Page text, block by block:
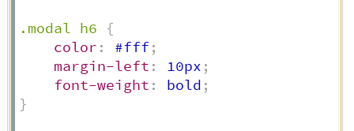
.modal h6
{
color : #fff;
margin-left : 10px ;
font-weight : bold ;
}